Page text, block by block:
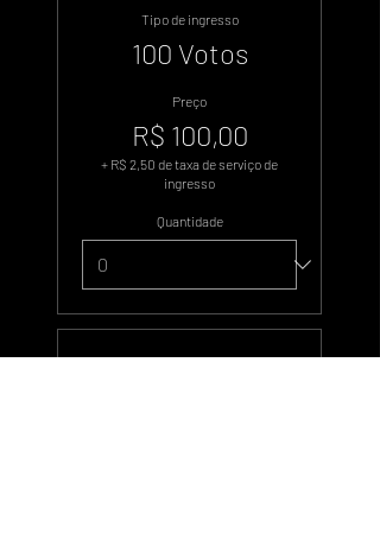
Tipo de ingresso
100 Votos
Preço
R$ 100,00
+ R$ 2,50 de taxa de serviço de
ingresso
Quantidade